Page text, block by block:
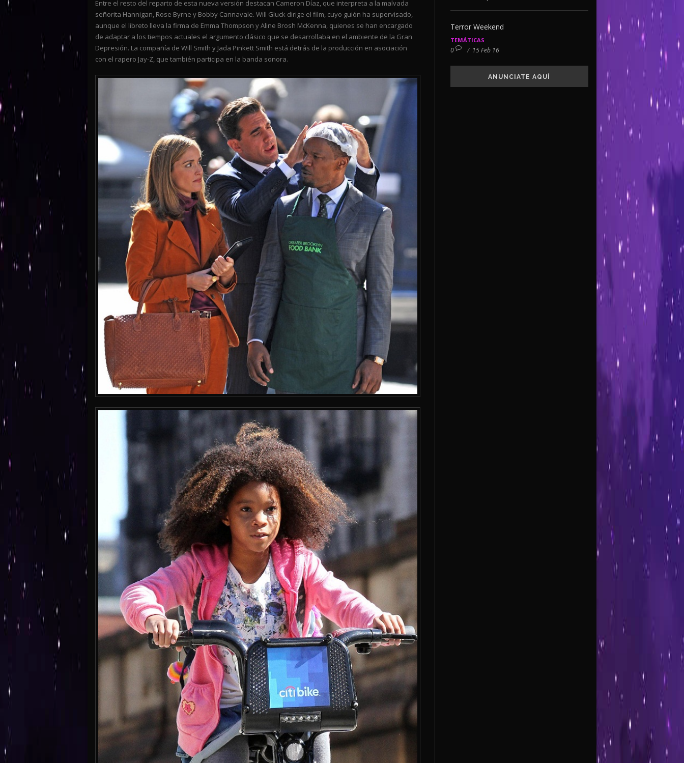
Entre el resto del reparto de esta nueva versión destacan Cameron Díaz, que interpreta a la malvada
señorita Hannigan, Rose Byrne y Bobby Cannavale. Will Gluck dirige el film, cuyo guión ha supervisado,
aunque el libreto lleva la firma de Emma Thompson y Aline Brosh McKenna, quienes se han encargado
de adaptar a los tiempos actuales el argumento clásico que se desarrollaba en el ambiente de la Gran
Depresión. La compañía de Will Smith y Jada Pinkett Smith está detrás de la producción en asociación
con el rapero Jay-Z, que también participa en la banda sonora.
Terror Weekend
TEMÁTICAS
0 / 15 Feb 16
ANUNCIATE AQUÍ